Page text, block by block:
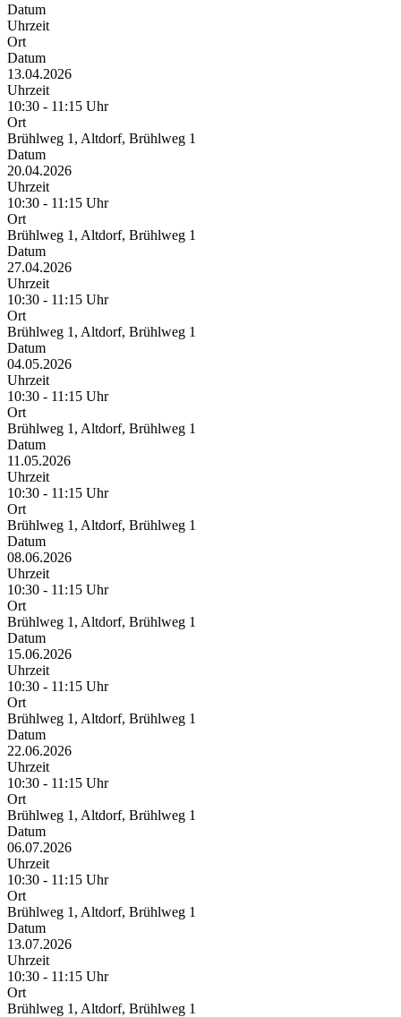
Datum
Uhrzeit
Ort
Datum
13.04.2026
Uhrzeit
10:30 - 11:15 Uhr
Ort
Brühlweg 1, Altdorf, Brühlweg 1
Datum
20.04.2026
Uhrzeit
10:30 - 11:15 Uhr
Ort
Brühlweg 1, Altdorf, Brühlweg 1
Datum
27.04.2026
Uhrzeit
10:30 - 11:15 Uhr
Ort
Brühlweg 1, Altdorf, Brühlweg 1
Datum
04.05.2026
Uhrzeit
10:30 - 11:15 Uhr
Ort
Brühlweg 1, Altdorf, Brühlweg 1
Datum
11.05.2026
Uhrzeit
10:30 - 11:15 Uhr
Ort
Brühlweg 1, Altdorf, Brühlweg 1
Datum
08.06.2026
Uhrzeit
10:30 - 11:15 Uhr
Ort
Brühlweg 1, Altdorf, Brühlweg 1
Datum
15.06.2026
Uhrzeit
10:30 - 11:15 Uhr
Ort
Brühlweg 1, Altdorf, Brühlweg 1
Datum
22.06.2026
Uhrzeit
10:30 - 11:15 Uhr
Ort
Brühlweg 1, Altdorf, Brühlweg 1
Datum
06.07.2026
Uhrzeit
10:30 - 11:15 Uhr
Ort
Brühlweg 1, Altdorf, Brühlweg 1
Datum
13.07.2026
Uhrzeit
10:30 - 11:15 Uhr
Ort
Brühlweg 1, Altdorf, Brühlweg 1